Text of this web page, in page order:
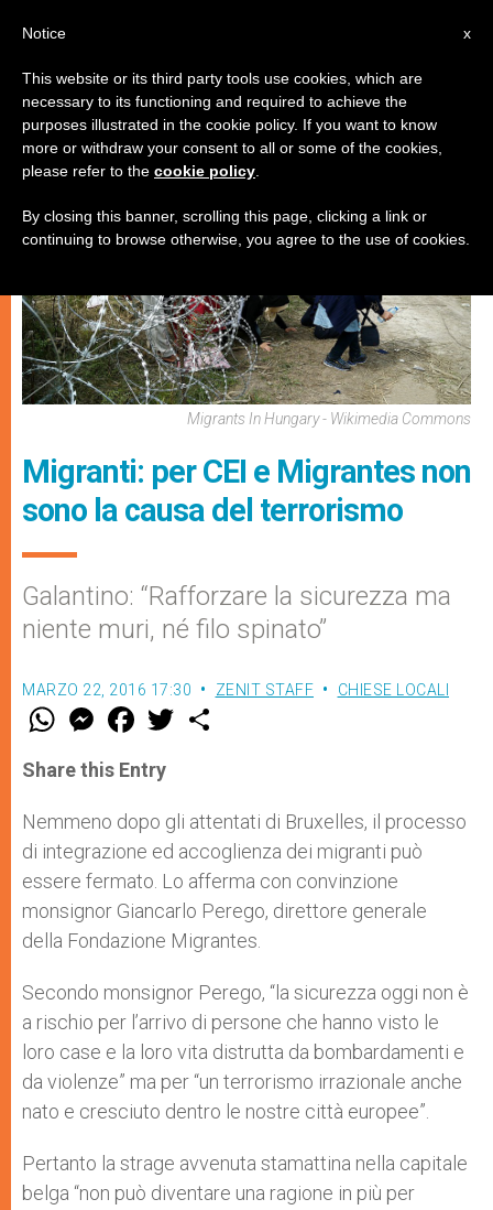
CHIESE LOCALI
Migrants In Hungary - Wikimedia Commons
Migranti: per CEI e Migrantes non
sono la causa del terrorismo
Galantino: “Rafforzare la sicurezza ma
niente muri, né filo spinato”
MARZO 22, 2016 17:30 ZENIT STAFF CHIESE LOCALI
W
t
s
p
p
M
e
s
e
g
e
r
F
a
e
b
o
k
w
r
Share this Entry
Nemmeno dopo gli attentati di Bruxelles, il processo
di integrazione ed accoglienza dei migranti può
essere fermato. Lo afferma con convinzione
monsignor Giancarlo Perego, direttore generale
della Fondazione Migrantes.
Secondo monsignor Perego, “la sicurezza oggi non è
a rischio per l’arrivo di persone che hanno visto le
loro case e la loro vita distrutta da bombardamenti e
da violenze” ma per “un terrorismo irrazionale anche
nato e cresciuto dentro le nostre città europee”.
Pertanto la strage avvenuta stamattina nella capitale
belga “non può diventare una ragione in più per
x
Notice
This website or its third party tools use cookies, which are
necessary to its functioning and required to achieve the
purposes illustrated in the cookie policy. If you want to know
more or withdraw your consent to all or some of the cookies,
please refer to the cookie policy
By closing this banner, scrolling this page, clicking a link or
continuing to browse otherwise, you agree to the use of cookies.